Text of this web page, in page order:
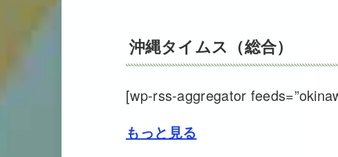
沖縄タイムス（総合）
[wp-rss-aggregator
もっと見る